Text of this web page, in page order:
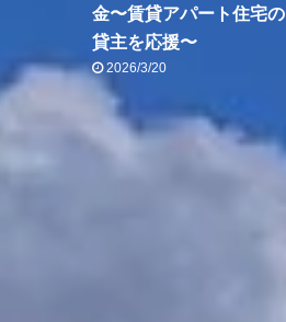
金〜賃貸アパート住宅の
貸主を応援〜
2026/3/20